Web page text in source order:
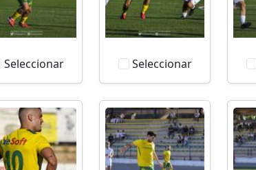
Seleccionar Seleccionar